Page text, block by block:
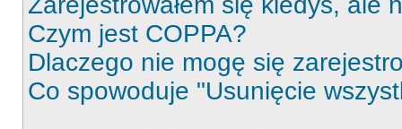
Czym jest COPPA?
Dlaczego nie mogę się
Co spowoduje "Usunięcie